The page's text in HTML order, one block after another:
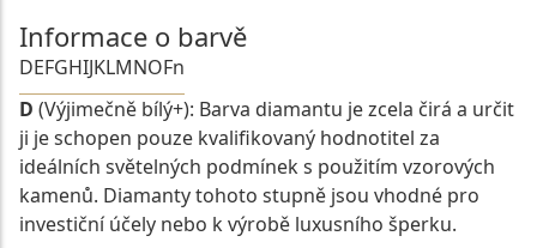
Informace o barvě
DEFGHIJKLMNOFn
D (Výjimečně bílý+): Barva diamantu je zcela čirá a určit
ji je schopen pouze kvalifikovaný hodnotitel za
ideálních světelných podmínek s použitím vzorových
kamenů. Diamanty tohoto stupně jsou vhodné pro
investiční účely nebo k výrobě luxusního šperku.